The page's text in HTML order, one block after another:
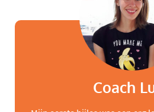
Coach